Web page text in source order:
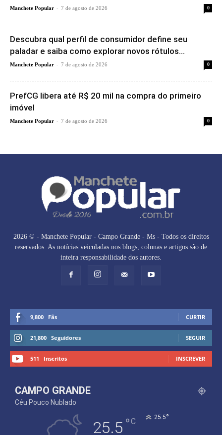
Manchete Popular - 7 de agosto de 2026 0
Descubra qual perfil de consumidor define seu
paladar e saiba como explorar novos rótulos...
Manchete Popular - 7 de agosto de 2026 0
PrefCG libera até R$ 20 mil na compra do primeiro
imóvel
Manchete Popular - 7 de agosto de 2026 0
2026 © - Manchete Popular - Campo Grande - Ms - Todos os direitos
reservados. As notícias veiculadas nos blogs, colunas e artigos são de
inteira responsabilidade dos autores.
9,800 Fãs CURTIR
21,800 Seguidores SEGUIR
511 Inscritos INSCREVER
CAMPO GRANDE
Céu Pouco Nublado
25.5 °C 25.5°